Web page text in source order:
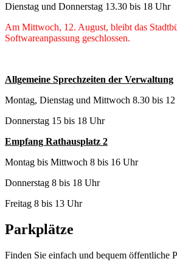
Dienstag und Donnerstag 13.30 bis 18 Uhr
Am Mittwoch, 12. August, bleibt das
Softwareanpassung geschlossen.
Allgemeine Sprechzeiten der Verwaltung
Montag, Dienstag und Mittwoch 8.30 bis
Donnerstag 15 bis 18 Uhr
Empfang Rathausplatz 2
Montag bis Mittwoch 8 bis 16 Uhr
Donnerstag 8 bis 18 Uhr
Freitag 8 bis 13 Uhr
Parkplätze
Finden Sie einfach und bequem öffentliche